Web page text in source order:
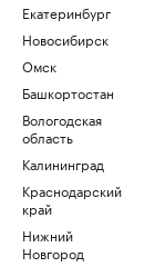
Екатеринбург
Новосибирск
Омск
Башкортостан
Вологодская
область
Калининград
Краснодарский
край
Нижний
Новгород